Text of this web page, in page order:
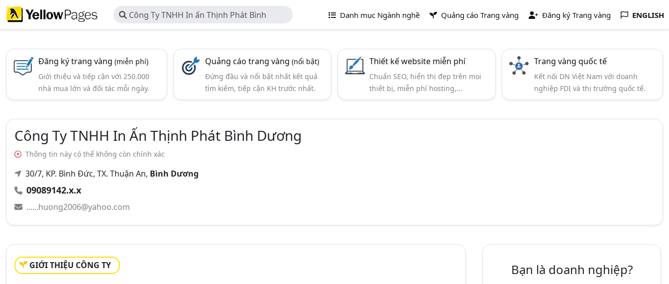
Công Ty TNHH In ấn Thịnh Phát Bình
Dương
Danh mục Ngành nghề Quảng cáo Trang vàng Đăng ký Trang vàng ENGLISH
Đăng ký trang vàng (miễn phí)
Giới thiệu và tiếp cận với 250.000
nhà mua lớn và đối tác mỗi ngày.
Quảng cáo trang vàng(nổi bật)
Đứng đầu và nổi bật nhất kết quả
tìm kiếm, tiếp cận KH trước nhất.
Thiết kế website miễn phí
Chuẩn SEO, hiển thị đẹp trên mọi
thiết bị, miễn phí hosting,...
Trang vàng quốc tế
Kết nối DN Việt Nam với doanh
nghiệp FDI và thị trường quốc tế.
Công Ty TNHH In Ấn Thịnh Phát Bình Dương
Thông tin này có thể không còn chính xác
30/7, KP. Bình Đức, TX. Thuận An, Bình Dương
09089142.x.x
......huong2006@yahoo.com
GIỚI THIỆU CÔNG TY Bạn là doanh nghiệp?